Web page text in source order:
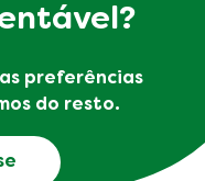
preferências
do resto.